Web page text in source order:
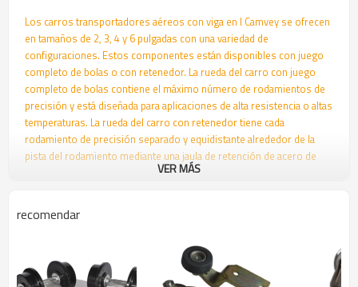
Los carros transportadores aéreos con viga en I Camvey se ofrecen
en tamaños de 2, 3, 4 y 6 pulgadas con una variedad de
configuraciones. Estos componentes están disponibles con juego
completo de bolas o con retenedor. La rueda del carro con juego
completo de bolas contiene el máximo número de rodamientos de
precisión y está diseñada para aplicaciones de alta resistencia o altas
temperaturas. La rueda del carro con retenedor tiene cada
rodamiento de precisión separado y equidistante alrededor de la
pista del rodamiento mediante una jaula de retención de acero de
dos piezas. La rueda con retenedor está diseñada principalmente
es adecuada para aplicaciones de alta resistencia o altas
temperaturas. El carro aéreo con viga en I de 3” o el carro X348 con
carro individual. Capacidad de 400 libras con
barra de carga.
VER MÁS
recomendar